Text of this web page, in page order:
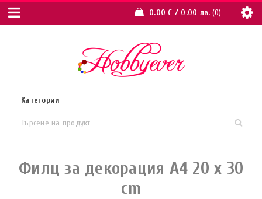
0.00€ / 0.00 лв. 0
Филц за декорация A4 20 x 30
cm